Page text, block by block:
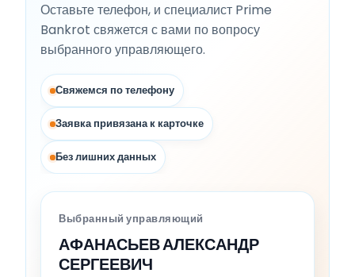
Оставьте телефон, и специалист Prime
Bankrot свяжется с вами по вопросу
выбранного управляющего.
Свяжемся по телефону
Заявка привязана к карточке
Без лишних данных
Выбранный управляющий
АФАНАСЬЕВ АЛЕКСАНДР
СЕРГЕЕВИЧ